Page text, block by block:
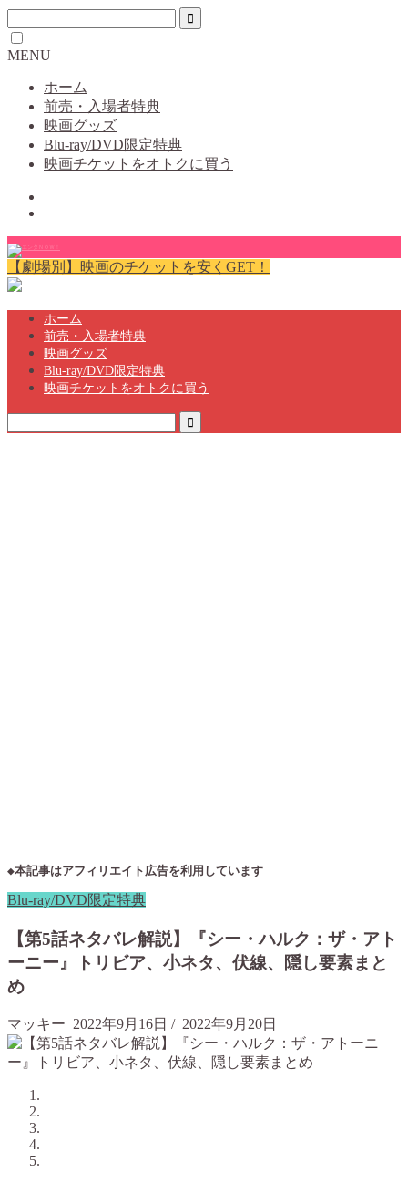
MENU
ホーム
前売・入場者特典
映画グッズ
Blu-ray/DVD限定特典
映画チケットをオトクに買う
【劇場別】映画のチケットを安くGET！
ホーム
前売・入場者特典
映画グッズ
Blu-ray/DVD限定特典
映画チケットをオトクに買う
◆本記事はアフィリエイト広告を利用しています
Blu-ray/DVD限定特典
【第5話ネタバレ解説】『シー・ハルク：ザ・アト
ーニー』トリビア、小ネタ、伏線、隠し要素まと
め
マッキー 2022年9月16日 / 2022年9月20日